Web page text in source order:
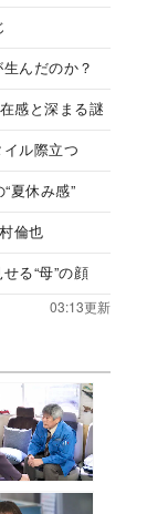
生んだのか？
感と深まる謎
ル際立つ
夏休み感”
倫也
る“母”の顔
03:13更新